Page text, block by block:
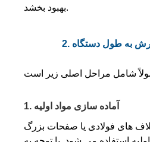
بهبود بخشد.
برش به طول دستگاه
1. آماده سازی مواد اولیه
های فولادی یا صفحات بزرگ